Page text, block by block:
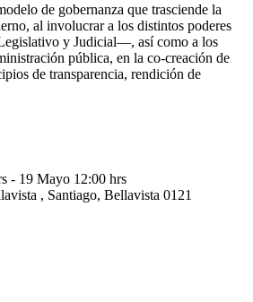
de gobernanza que trasciende la
al involucrar a los distintos poderes
y Judicial—, así como a los
pública, en la co-creación de
de transparencia, rendición de
- 19 Mayo 12:00 hrs
, Santiago, Bellavista 0121